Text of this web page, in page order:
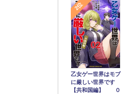
2位
乙女ゲー世界はモブ
に厳しい世界です
【共和国編】 ０